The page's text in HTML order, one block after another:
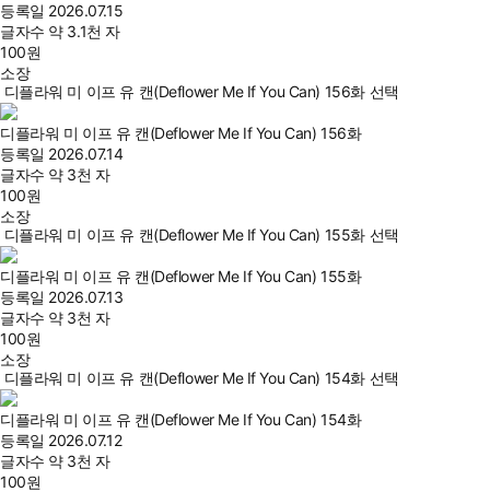
등록일 2026.07.15
글자수 약 3.1천 자
100원
소장
디플라워 미 이프 유 캔(Deflower Me If You Can) 156화 선택
디플라워 미 이프 유 캔(Deflower Me If You Can) 156화
등록일 2026.07.14
글자수 약 3천 자
100원
소장
디플라워 미 이프 유 캔(Deflower Me If You Can) 155화 선택
디플라워 미 이프 유 캔(Deflower Me If You Can) 155화
등록일 2026.07.13
글자수 약 3천 자
100원
소장
디플라워 미 이프 유 캔(Deflower Me If You Can) 154화 선택
디플라워 미 이프 유 캔(Deflower Me If You Can) 154화
등록일 2026.07.12
글자수 약 3천 자
100원